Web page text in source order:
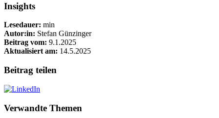
Insights
Lesedauer: min
Autor:in: Stefan Günzinger
Beitrag vom: 9.1.2025
Aktualisiert am: 14.5.2025
Beitrag teilen
Verwandte Themen